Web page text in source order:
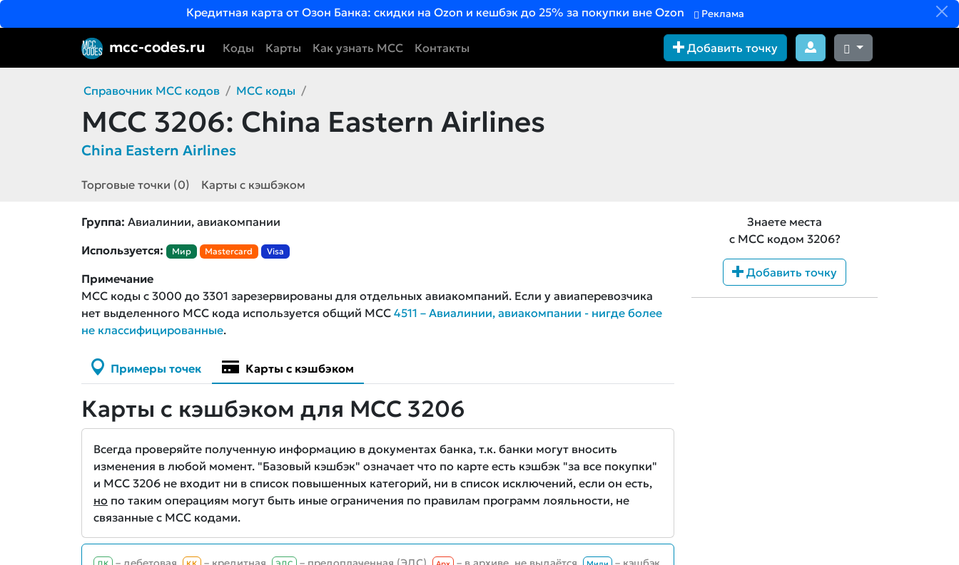
Кредитная карта от Озон Банка: скидки на Ozon и кешбэк до 25% за покупки вне Ozon Реклама
mcc-codes.ru Коды Карты Как узнать MCC Контакты Добавить точку
Справочник MCC кодов MCC коды
MCC 3206: China Eastern Airlines
China Eastern Airlines
Торговые точки (0) Карты с кэшбэком
Группа: Авиалинии, авиакомпании
Используется:
Мир Mastercard Visa
Примечание
MCC коды с 3000 до 3301 зарезервированы для отдельных авиакомпаний. Если у авиаперевозчика
нет выделенного MCC кода используется общий MCC 4511 – Авиалинии, авиакомпании - нигде более
не классифицированные.
Примеры точек Карты с кэшбэком
Карты с кэшбэком для MCC 3206
Всегда проверяйте полученную информацию в документах банка, т.к. банки могут вносить
изменения в любой момент. "Базовый кэшбэк" означает что по карте есть кэшбэк "за все покупки"
и MCC 3206 не входит ни в список повышенных категорий, ни в список исключений, если он есть,
но по таким операциям могут быть иные ограничения по правилам программ лояльности, не
связанные с MCC кодами.
Знаете места
с MCC кодом 3206?
Добавить точку